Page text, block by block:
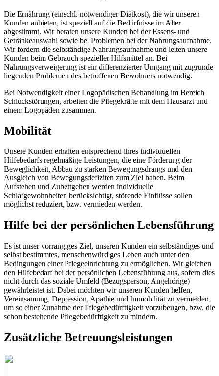
Die Ernährung (einschl. notwendiger Diätkost), die wir unseren
Kunden anbieten, ist speziell auf die Bedürfnisse im Alter
abgestimmt. Wir beraten unsere Kunden bei der Essens- und
Getränkeauswahl sowie bei Problemen bei der Nahrungsaufnahme.
Wir fördern die selbständige Nahrungsaufnahme und leiten unsere
Kunden beim Gebrauch spezieller Hilfsmittel an. Bei
Nahrungsverweigerung ist ein differenzierter Umgang mit zugrunde
liegenden Problemen des betroffenen Bewohners notwendig.
Bei Notwendigkeit einer Logopädischen Behandlung im Bereich
Schluckstörungen, arbeiten die Pflegekräfte mit dem Hausarzt und
einem Logopäden zusammen.
Mobilität
Unsere Kunden erhalten entsprechend ihres individuellen
Hilfebedarfs regelmäßige Leistungen, die eine Förderung der
Beweglichkeit, Abbau zu starken Bewegungsdrangs und den
Ausgleich von Bewegungsdefiziten zum Ziel haben. Beim
Aufstehen und Zubettgehen werden individuelle
Schlafgewohnheiten berücksichtigt, störende Einflüsse sollen
möglichst reduziert, bzw. vermieden werden.
Hilfe bei der persönlichen Lebensführung
Es ist unser vorrangiges Ziel, unseren Kunden ein selbständiges und
selbst bestimmtes, menschenwürdiges Leben auch unter den
Bedingungen einer Pflegeeinrichtung zu ermöglichen. Wir gleichen
den Hilfebedarf bei der persönlichen Lebensführung aus, sofern dies
nicht durch das soziale Umfeld (Bezugsperson, Angehörige)
gewährleistet ist. Dabei möchten wir unseren Kunden helfen,
Vereinsamung, Depression, Apathie und Immobilität zu vermeiden,
um so einer Zunahme der Pflegebedürftigkeit vorzubeugen, bzw. die
schon bestehende Pflegebedürftigkeit zu mindern.
Zusätzliche Betreuungsleistungen